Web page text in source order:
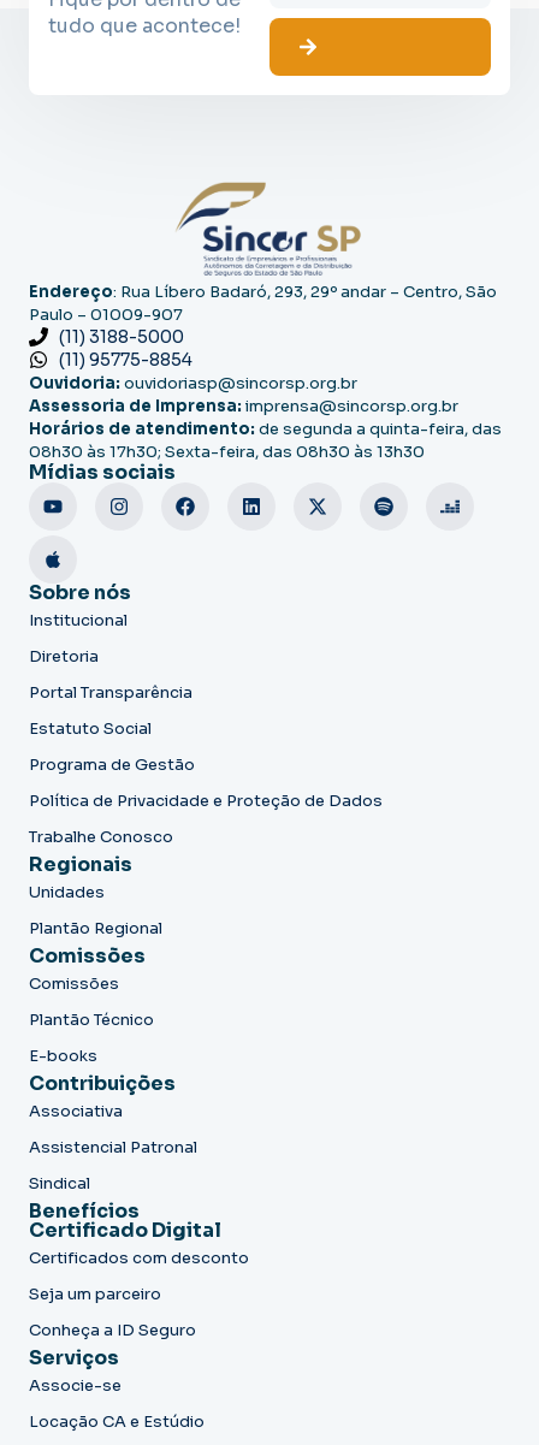
tudo que acontece!
Endereço: Rua Líbero Badaró, 293, 29º andar – Centro, São
Paulo – 01009-907
(11) 3188-5000
(11) 95775-8854
Ouvidoria: ouvidoriasp@sincorsp.org.br
Assessoria de Imprensa: imprensa@sincorsp.org.br
Horários de atendimento: de segunda a quinta-feira, das
08h30 às 17h30; Sexta-feira, das 08h30 às 13h30
Mídias sociais
Sobre nós
Institucional
Diretoria
Portal Transparência
Estatuto Social
Programa de Gestão
Política de Privacidade e Proteção de Dados
Trabalhe Conosco
Regionais
Unidades
Plantão Regional
Comissões
Comissões
Plantão Técnico
E-books
Contribuições
Associativa
Assistencial Patronal
Sindical
Benefícios
Certificado Digital
Certificados com desconto
Seja um parceiro
Conheça a ID Seguro
Serviços
Associe-se
Locação CA e Estúdio